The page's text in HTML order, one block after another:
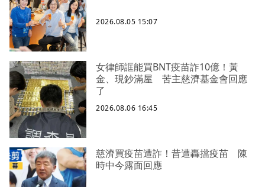
2026.08.05 15:07
女律師誆能買BNT疫苗詐10億！黃
金、現鈔滿屋 苦主慈濟基金會回應
了
2026.08.06 16:45
慈濟買疫苗遭詐！昔遭轟擋疫苗 陳
時中今露面回應